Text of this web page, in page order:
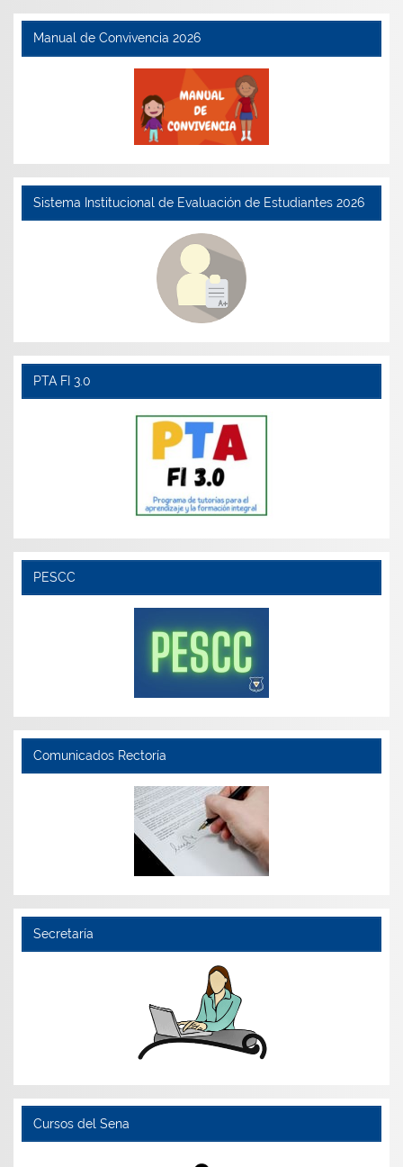
Manual de Convivencia 2026
Sistema Institucional de Evaluación de Estudiantes 2026
PTA FI 3.0
PESCC
Comunicados Rectoría
Secretaría
Cursos del Sena